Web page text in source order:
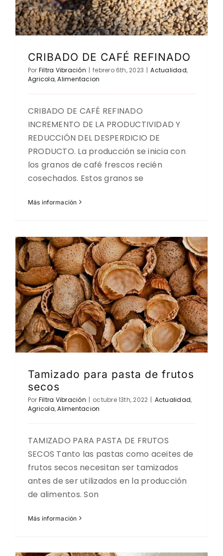
CRIBADO DE CAFÉ REFINADO
Por Filtra Vibración | febrero 6th, 2023 | Actualidad,
Agricola,Alimentacion
CRIBADO DE CAFÉ REFINADO
INCREMENTO DE LA PRODUCTIVIDAD Y
REDUCCIÓN DEL DESPERDICIO DE
PRODUCTO. La producción se inicia con
los granos de café frescos recién
cosechados. Estos granos se
Más información
Tamizado para pasta de frutos
secos
Por Filtra Vibración | octubre 13th, 2022 | Actualidad,
Agricola,Alimentacion
TAMIZADO PARA PASTA DE FRUTOS
SECOS Tanto las pastas como aceites de
frutos secos necesitan ser tamizados
antes de ser utilizados en la producción
de alimentos. Son
Más información